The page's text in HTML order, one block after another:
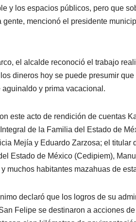
y los espacios públicos, pero que
gente, mencionó el presidente
el alcalde reconoció el trabajo
dineros hoy se puede presumir
aguinaldo y prima vacacional.
este acto de rendición de cuentas
de la Familia del Estado de
Mejía y Eduardo Zarzosa; el
Estado de México (Cedipiem),
muchos habitantes mazahuas de
declaró que los logros de su
Felipe se destinaron a acciones